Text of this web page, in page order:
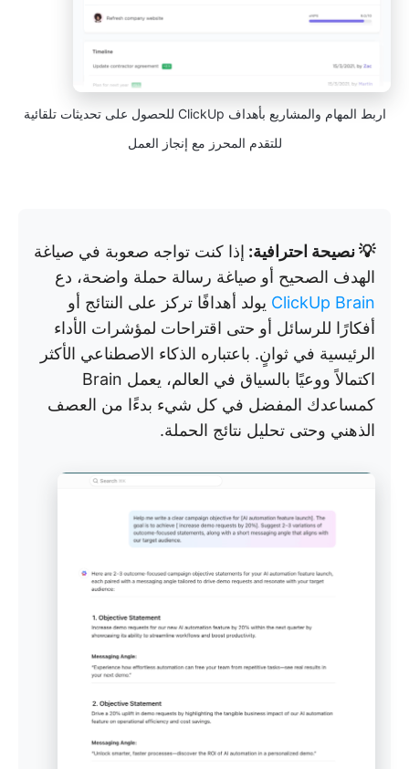
اربط المهام والمشاريع بأهداف ClickUp للحصول على تحديثات تلقائية
للتقدم المحرز مع إنجاز العمل
💡 نصيحة احترافية: إذا كنت تواجه صعوبة في صياغة
الهدف الصحيح أو صياغة رسالة حملة واضحة، دع
ClickUp Brain يولد أهدافًا تركز على النتائج أو
أفكارًا للرسائل أو حتى اقتراحات لمؤشرات الأداء
الرئيسية في ثوانٍ. باعتباره الذكاء الاصطناعي الأكثر
اكتمالاً ووعيًا بالسياق في العالم، يعمل Brain
كمساعدك المفضل في كل شيء بدءًا من العصف
الذهني وحتى تحليل نتائج الحملة.